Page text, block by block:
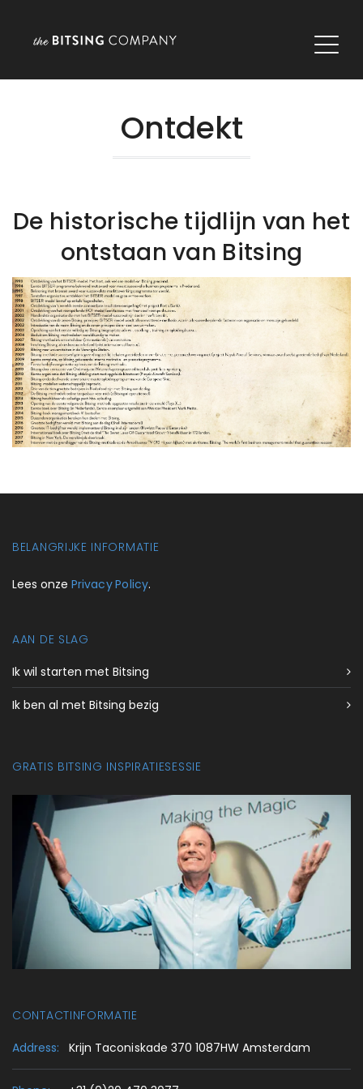
Ontdekt
De historische tijdlijn van het
ontstaan van Bitsing
BELANGRIJKE INFORMATIE
Lees onzePrivacy Policy.
AAN DE SLAG
Ik wil starten met Bitsing
Ik ben al met Bitsing bezig
GRATIS BITSING INSPIRATIESESSIE
CONTACTINFORMATIE
Address:
Krijn Taconiskade 370 1087HW Amsterdam